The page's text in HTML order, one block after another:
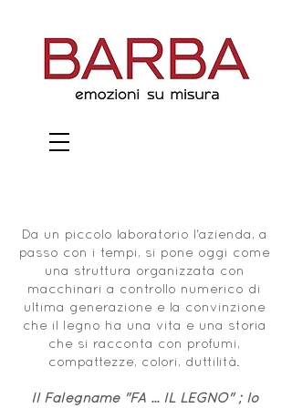
Da un piccolo laboratorio l'azienda, a
passo con i tempi, si pone oggi come
una struttura organizzata con
macchinari a controllo numerico di
ultima generazione e la convinzione
che il legno ha una vita e una storia
che si racconta con profumi,
compattezze, colori, duttilità.
Il Falegname "FA ... IL LEGNO" ; lo